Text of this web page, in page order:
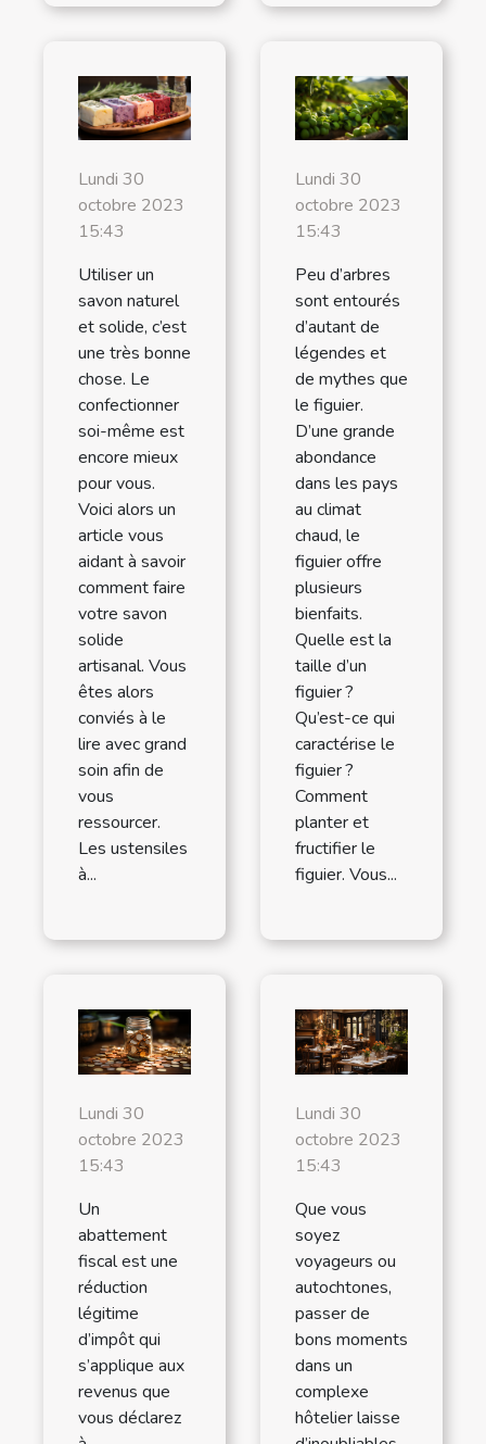
Lundi 30
octobre 2023
15:43
Utiliser un
savon naturel
et solide, c’est
une très bonne
chose. Le
confectionner
soi-même est
encore mieux
pour vous.
Voici alors un
article vous
aidant à savoir
comment faire
votre savon
solide
artisanal. Vous
êtes alors
conviés à le
lire avec grand
soin afin de
vous
ressourcer.
Les ustensiles
à...
Lundi 30
octobre 2023
15:43
Peu d’arbres
sont entourés
d’autant de
légendes et
de mythes que
le figuier.
D’une grande
abondance
dans les pays
au climat
chaud, le
figuier offre
plusieurs
bienfaits.
Quelle est la
taille d’un
figuier ?
Qu’est-ce qui
caractérise le
figuier ?
Comment
planter et
fructifier le
figuier. Vous...
Lundi 30
octobre 2023
15:43
Un
abattement
fiscal est une
réduction
légitime
d’impôt qui
s’applique aux
revenus que
vous déclarez
Lundi 30
octobre 2023
15:43
Que vous
soyez
voyageurs ou
autochtones,
passer de
bons moments
dans un
complexe
hôtelier laisse